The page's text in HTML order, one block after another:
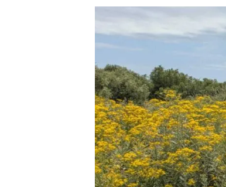
Equidad, Diversidad e Inclusión (EDI)
Oficina de prensa
Ciencia abierta y gestión del conocimiento
Documentación
NOTICIAS Y AGENDA
Eventos anteriores